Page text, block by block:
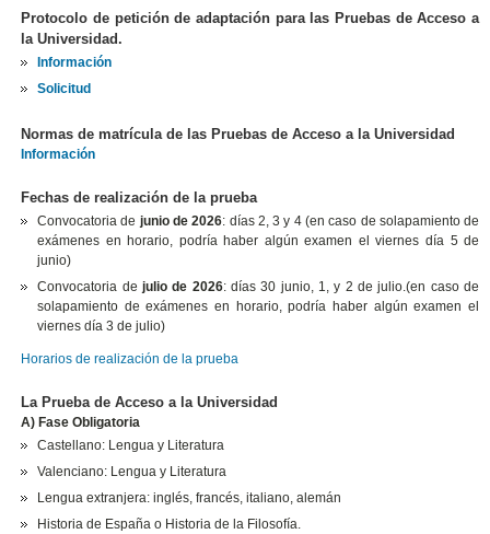
Protocolo de petición de adaptación para las Pruebas de Acceso a
la Universidad.
Información
Solicitud
Normas de matrícula de las Pruebas de Acceso a la Universidad
Información
Fechas de realización de la prueba
Convocatoria de junio de 2026: días 2, 3 y 4 (en caso de solapamiento de
exámenes en horario, podría haber algún examen el viernes día 5 de
junio)
Convocatoria de julio de 2026: días 30 junio, 1, y 2 de julio.(en caso de
solapamiento de exámenes en horario, podría haber algún examen el
viernes día 3 de julio)
Horarios de realización de la prueba
La Prueba de Acceso a la Universidad
A) Fase Obligatoria
Castellano: Lengua y Literatura
Valenciano: Lengua y Literatura
Lengua extranjera: inglés, francés, italiano, alemán
Historia de España o Historia de la Filosofía.